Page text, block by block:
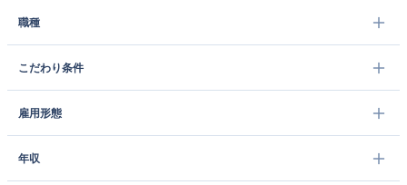
職種
こだわり条件
雇用形態
年収